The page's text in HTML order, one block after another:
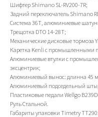
Шифтер Shimano SL-RV200-7R;
Задний переключатель Shimano
Система 36Т, алюминиевые
Трещотка DTO 14-28T;
Механические дисковые тормоза
Каретка Kenli c промышленными
Алюминиевые втулки с
эксцентрик;
Алюминиевый вынос: длинна 45
Алюминиевый подседельный
Пластиковые педали Wellgo
Руль Стальной.
Габариты упаковки Timetry TT290: